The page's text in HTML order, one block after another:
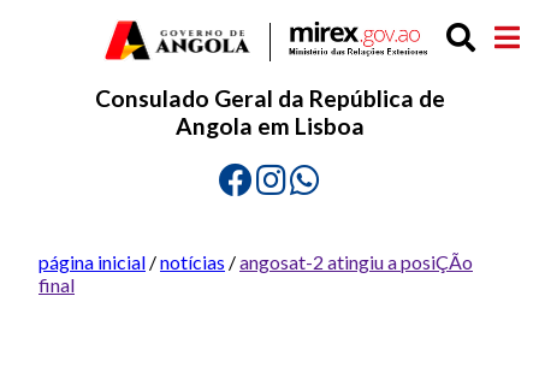
Consulado Geral da República de
Angola em Lisboa
página inicial /notícias /angosat-2 atingiu a posiÇÃo
final